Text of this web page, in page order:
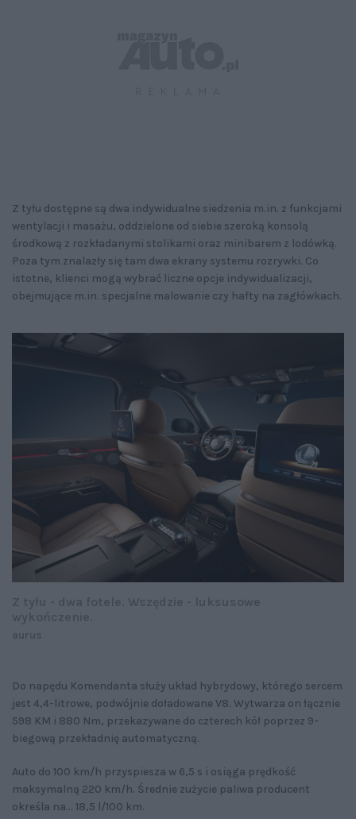
Z tyłu dostępne są dwa indywidualne siedzenia m.in. z funkcjami
wentylacji i masażu, oddzielone od siebie szeroką konsolą
środkową z rozkładanymi stolikami oraz minibarem z lodówką.
Poza tym znalazły się tam dwa ekrany systemu rozrywki. Co
istotne, klienci mogą wybrać liczne opcje indywidualizacji,
obejmujące m.in. specjalne malowanie czy hafty na zagłówkach.
Do napędu Komendanta służy układ hybrydowy, którego sercem
jest 4,4-litrowe, podwójnie doładowane V8. Wytwarza on łącznie
598 KM i 880 Nm, przekazywane do czterech kół poprzez 9-
biegową przekładnię automatyczną.
Auto do 100 km/h przyspiesza w 6,5 s i osiąga prędkość
maksymalną 220 km/h. Średnie zużycie paliwa producent
określa na... 18,5 l/100 km.